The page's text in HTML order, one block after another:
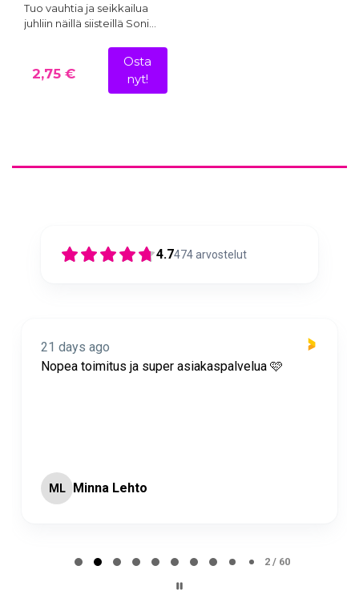
Tuo vauhtia ja seikkailua
juhliin näillä siisteillä Soni…
2,75 €
Osta
nyt!
4.7474arvostelut
21 days ago
Nopea toimitus ja super asiakaspalvelua 🩷
ML Minna Lehto
2 / 60